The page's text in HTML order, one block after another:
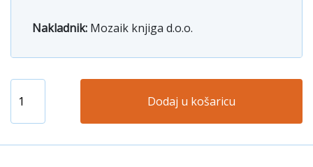
Nakladnik: Mozaik knjiga d.o.o.
Dodaj u košaricu